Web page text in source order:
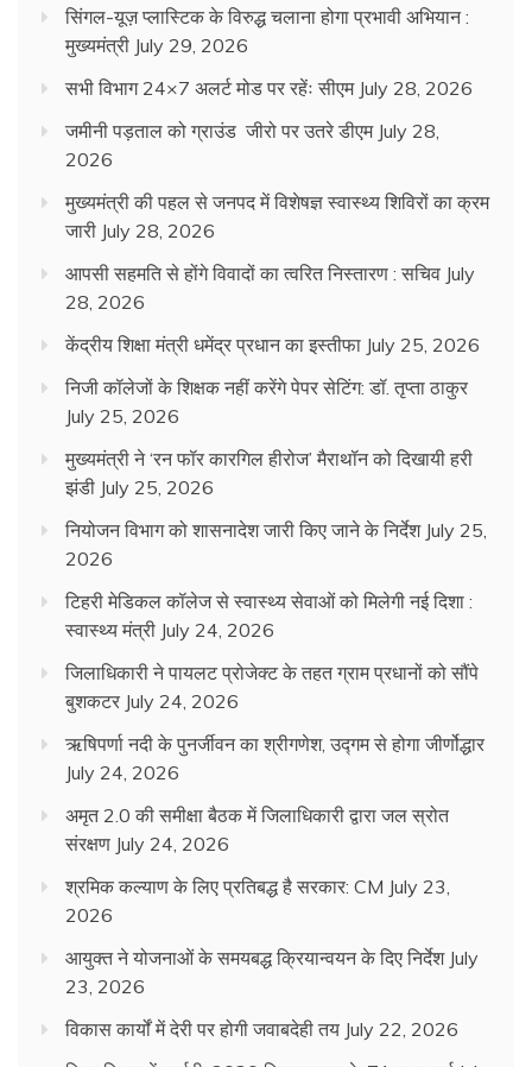
सिंगल-यूज़ प्लास्टिक के विरुद्ध चलाना होगा प्रभावी अभियान :
मुख्यमंत्री July 29, 2026
सभी विभाग 24×7 अलर्ट मोड पर रहेंः सीएम July 28, 2026
जमीनी पड़ताल को ग्राउंड जीरो पर उतरे डीएम July 28,
2026
मुख्यमंत्री की पहल से जनपद में विशेषज्ञ स्वास्थ्य शिविरों का क्रम
जारी July 28, 2026
आपसी सहमति से होंगे विवादों का त्वरित निस्तारण : सचिव July
28, 2026
केंद्रीय शिक्षा मंत्री धमेंद्र प्रधान का इस्तीफा July 25, 2026
निजी कॉलेजों के शिक्षक नहीं करेंगे पेपर सेटिंग: डॉ. तृप्ता ठाकुर
July 25, 2026
मुख्यमंत्री ने ‘रन फॉर कारगिल हीरोज’ मैराथॉन को दिखायी हरी
झंडी July 25, 2026
नियोजन विभाग को शासनादेश जारी किए जाने के निर्देश July 25,
2026
टिहरी मेडिकल कॉलेज से स्वास्थ्य सेवाओं को मिलेगी नई दिशा :
स्वास्थ्य मंत्री July 24, 2026
जिलाधिकारी ने पायलट प्रोजेक्ट के तहत ग्राम प्रधानों को सौंपे
बुशकटर July 24, 2026
ऋषिपर्णा नदी के पुनर्जीवन का श्रीगणेश, उद्गम से होगा जीर्णोद्धार
July 24, 2026
अमृत 2.0 की समीक्षा बैठक में जिलाधिकारी द्वारा जल स्रोत
संरक्षण July 24, 2026
श्रमिक कल्याण के लिए प्रतिबद्ध है सरकार: CM July 23,
2026
आयुक्त ने योजनाओं के समयबद्ध क्रियान्वयन के दिए निर्देश July
23, 2026
विकास कार्यों में देरी पर होगी जवाबदेही तय July 22, 2026